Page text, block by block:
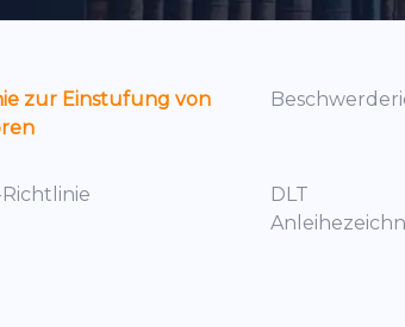
zur Einstufung von
DLT